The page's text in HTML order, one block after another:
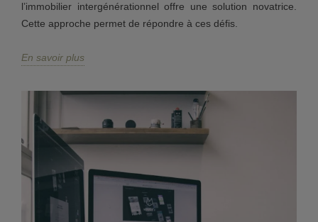
l’immobilier intergénérationnel offre une solution novatrice.
Cette approche permet de répondre à ces défis.
En savoir plus